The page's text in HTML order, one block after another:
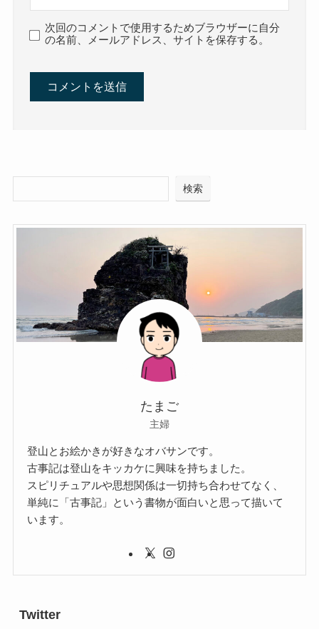
次回のコメントで使用するためブラウザーに自分
の名前、メールアドレス、サイトを保存する。
検索
たまご
主婦
登山とお絵かきが好きなオバサンです。
古事記は登山をキッカケに興味を持ちました。
スピリチュアルや思想関係は一切持ち合わせてなく、
単純に「古事記」という書物が面白いと思って描いて
います。
Twitter